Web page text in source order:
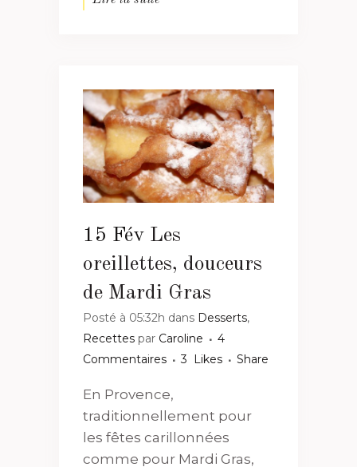
15 Fév Les
oreillettes, douceurs
de Mardi Gras
Posté à 05:32h dans Desserts,
Recettes par Caroline
4
Commentaires
3 Likes Share
En Provence,
traditionnellement pour
les fêtes carillonnées
comme pour Mardi Gras,